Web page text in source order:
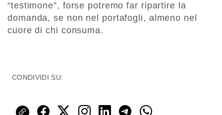
“testimone”, forse potremo far ripartire la
domanda, se non nel portafogli, almeno nel
cuore di chi consuma.
CONDIVIDI SU: